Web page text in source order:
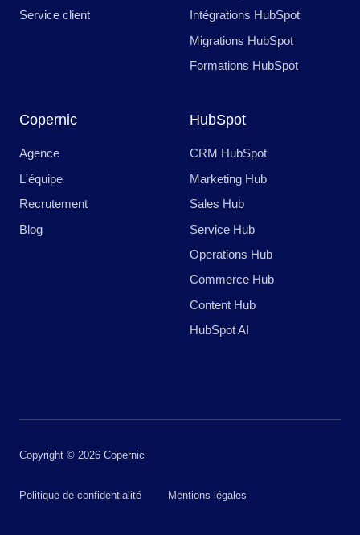
Service client
Intégrations HubSpot
Migrations HubSpot
Formations HubSpot
Copernic
Agence
L'équipe
Recrutement
Blog
HubSpot
CRM HubSpot
Marketing Hub
Sales Hub
Service Hub
Operations Hub
Commerce Hub
Content Hub
HubSpot AI
Copyright © 2026 Copernic
Politique de confidentialité Mentions légales